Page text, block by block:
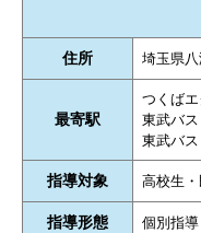
住所 埼玉県
最寄駅
つくばエ
東武バス
東武バス
指導対象 高校生
指導形態 個別指